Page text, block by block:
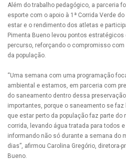
Além do trabalho pedagógico, a parceria
esporte com o apoio à 1ª Corrida Verde
estar e o rendimento dos atletas e
Pimenta Bueno levou pontos
percurso, reforçando o compromisso com
da população.
“Uma semana com uma programação
ambiental e estamos, em parceria com
do saneamento dentro dessa
importantes, porque o saneamento se
que estar perto da população faz parte
corrida, levando água tratada para todos
informando não só durante a semana do
dias”, afirmou Carolina Gregório, diretora-
Bueno.